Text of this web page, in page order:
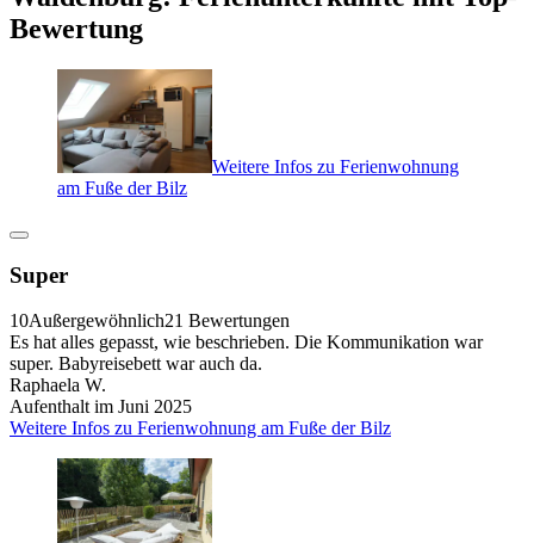
Bewertung
Weitere Infos zu Ferienwohnung
am Fuße der Bilz
Super
10Außergewöhnlich21 Bewertungen
Es hat alles gepasst, wie beschrieben. Die Kommunikation war
super. Babyreisebett war auch da.
Raphaela W.
Aufenthalt im Juni 2025
Weitere Infos zu Ferienwohnung am Fuße der Bilz